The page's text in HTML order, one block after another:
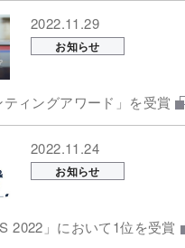
2022.11.29
お知らせ
ティングアワード」を受賞
2022.11.24
お知らせ
2022」において1位を受賞